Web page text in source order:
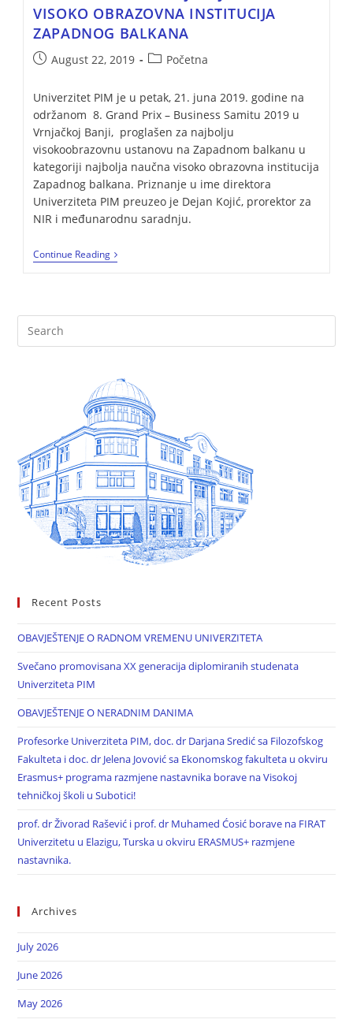
VISOKO OBRAZOVNA INSTITUCIJA
ZAPADNOG BALKANA
August 22, 2019 Početna
Univerzitet PIM je u petak, 21. juna 2019. godine na
održanom 8. Grand Prix – Business Samitu 2019 u
Vrnjačkoj Banji, proglašen za najbolju
visokoobrazovnu ustanovu na Zapadnom balkanu u
kategoriji najbolja naučna visoko obrazovna institucija
Zapadnog balkana. Priznanje u ime direktora
Univerziteta PIM preuzeo je Dejan Kojić, prorektor za
NIR i međunarodnu saradnju.
Continue Reading
Recent Posts
OBAVJEŠTENJE O RADNOM VREMENU UNIVERZITETA
Svečano promovisana XX generacija diplomiranih studenata
Univerziteta PIM
OBAVJEŠTENJE O NERADNIM DANIMA
Profesorke Univerziteta PIM, doc. dr Darjana Sredić sa Filozofskog
Fakulteta i doc. dr Jelena Jovović sa Ekonomskog fakulteta u okviru
Erasmus+ programa razmjene nastavnika borave na Visokoj
tehničkoj školi u Subotici!
prof. dr Živorad Rašević i prof. dr Muhamed Ćosić borave na FIRAT
Univerzitetu u Elazigu, Turska u okviru ERASMUS+ razmjene
nastavnika.
Archives
July 2026
June 2026
May 2026